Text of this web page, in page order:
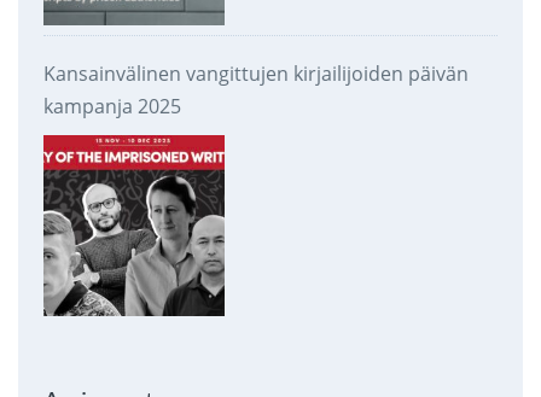
Kansainvälinen vangittujen kirjailijoiden päivän
kampanja 2025